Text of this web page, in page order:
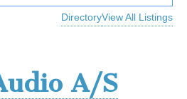
DirectoryView All Listings
A/S